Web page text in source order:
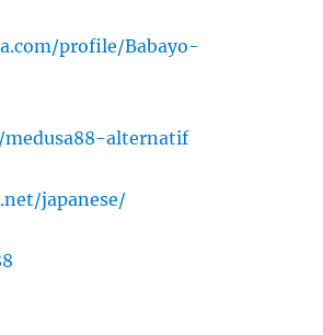
profile/Babayo-
alternatif
japanese/